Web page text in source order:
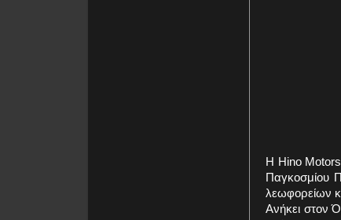
Η Hino Motors
Παγκοσμίου
λεωφορείων
Ανήκει στον